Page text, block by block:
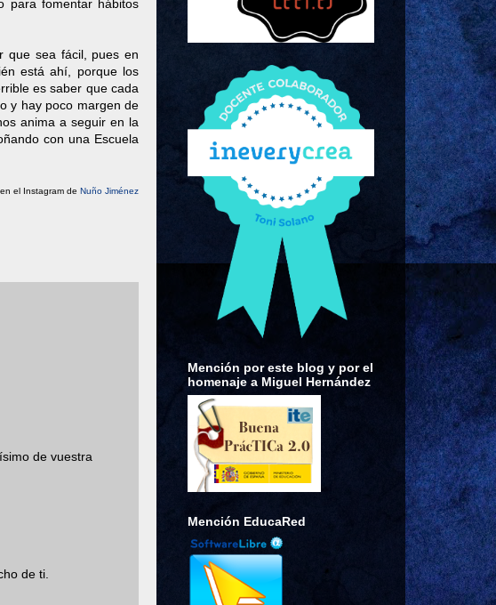
para fomentar hábitos
que sea fácil, pues en
está ahí, porque los
es saber que cada
y hay poco margen de
anima a seguir en la
con una Escuela
el Instagram de Nuño Jiménez
de vuestra
de ti.
Mención por este blog y por el
homenaje a Miguel Hernández
Mención EducaRed